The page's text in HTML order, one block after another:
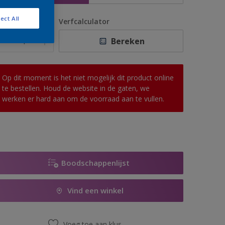
Verfcalculator
Bereken
Op dit moment is het niet mogelijk dit product online
te bestellen. Houd de website in de gaten, we
werken er hard aan om de voorraad aan te vullen.
Boodschappenlijst
Vind een winkel
All